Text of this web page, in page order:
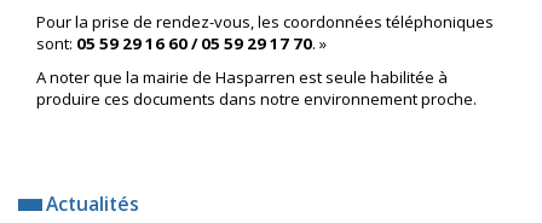
Pour la prise de rendez-vous, les coordonnées téléphoniques
sont: 05 59 29 16 60 / 05 59 29 17 70. »
A noter que la mairie de Hasparren est seule habilitée à
produire ces documents dans notre environnement proche.
Actualités